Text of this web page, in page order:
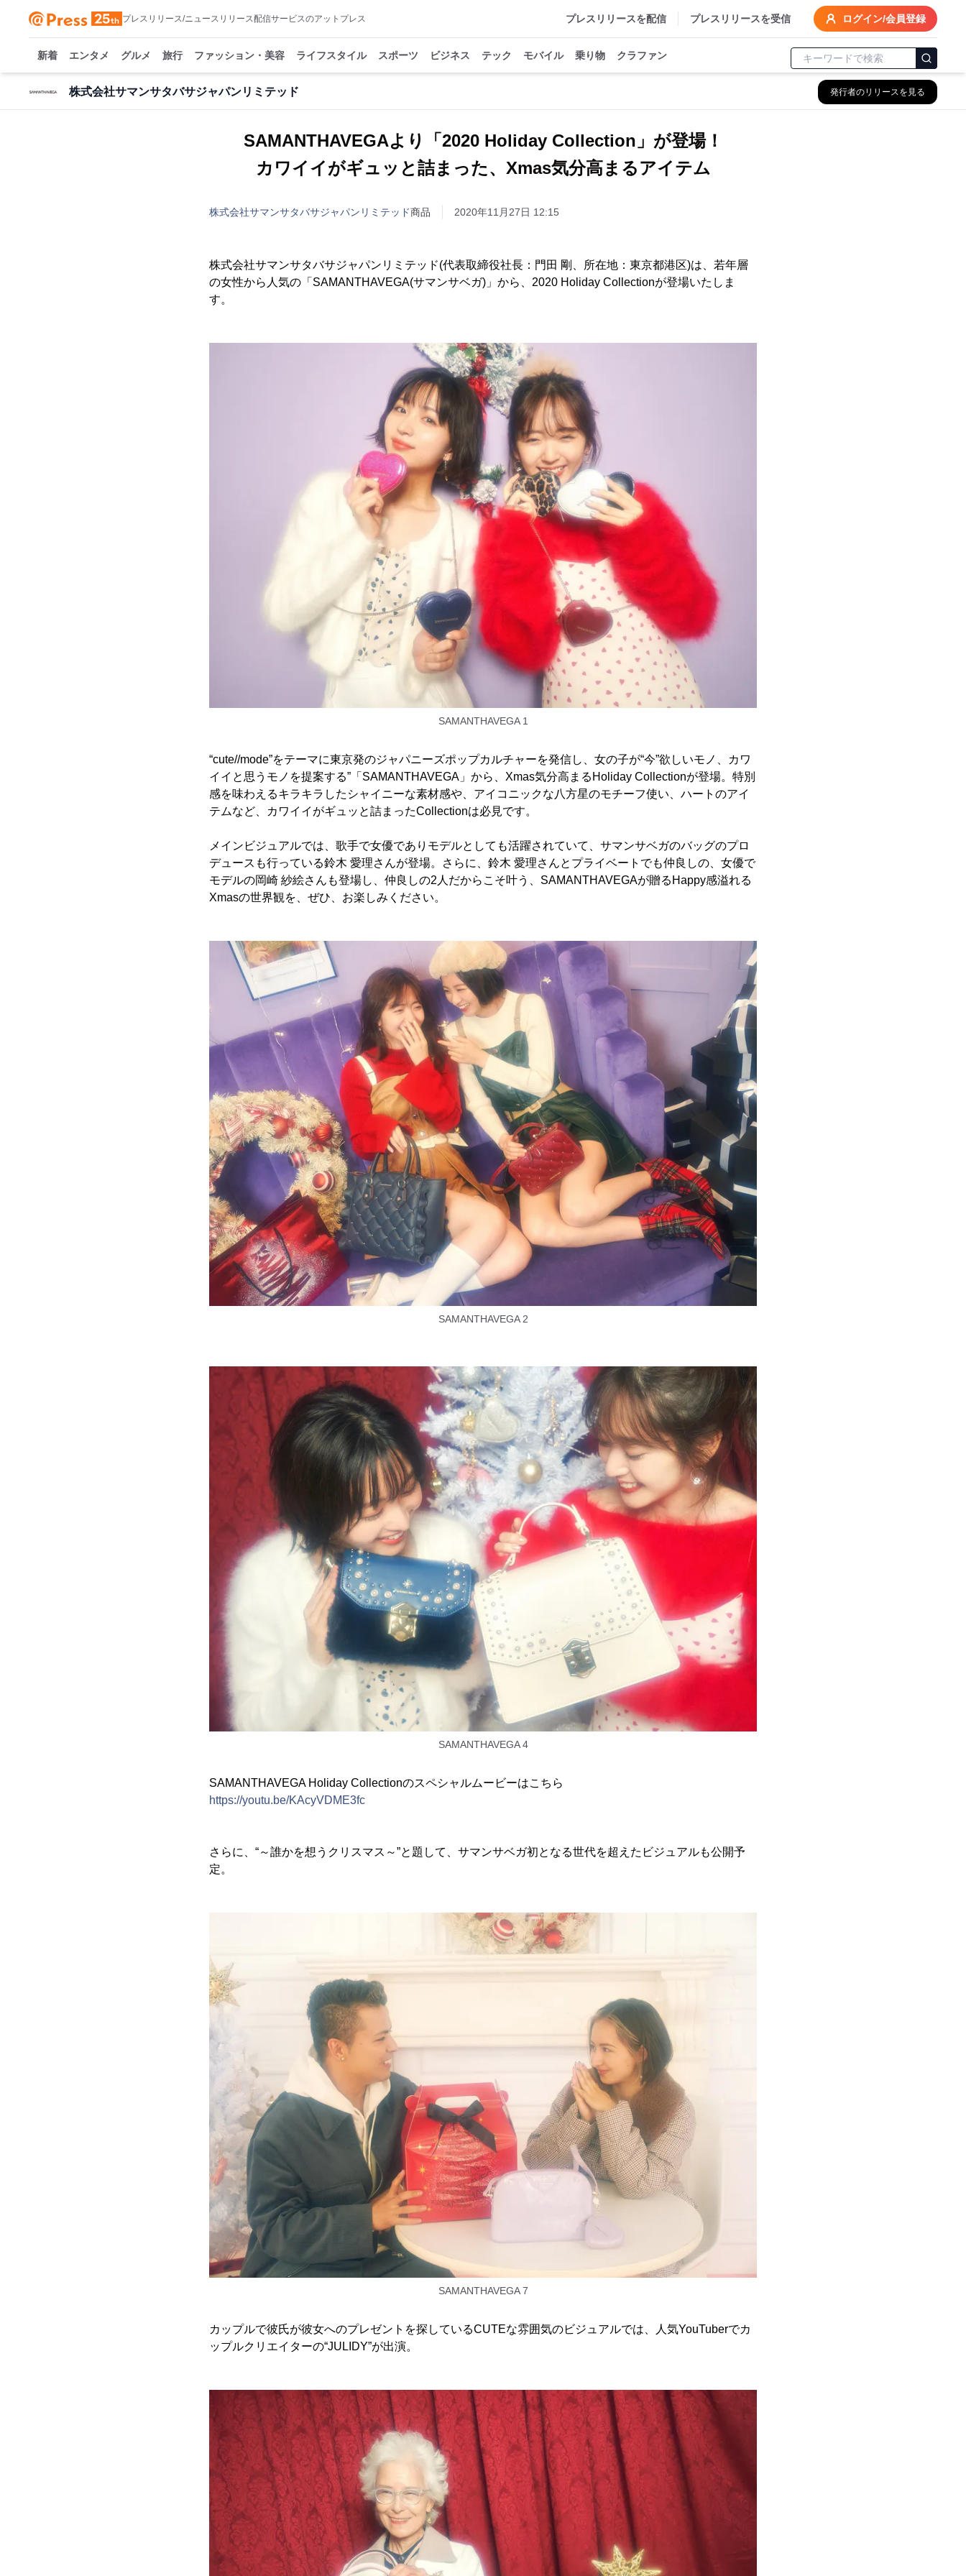
プレスリリース/ニュースリリース配信サービスのアットプレス プレスリリースを配信 プレスリリースを受信 ログイン/会員登録
新着 エンタメ グルメ 旅行 ファッション・美容 ライフスタイル スポーツ ビジネス テック モバイル 乗り物 クラファン
株式会社サマンサタバサジャパンリミテッド 発行者のリリースを見る
SAMANTHAVEGAより「2020 Holiday Collection」が登場！
カワイイがギュッと詰まった、Xmas気分高まるアイテム
株式会社サマンサタバサジャパンリミテッド商品 2020年11月27日 12:15
株式会社サマンサタバサジャパンリミテッド(代表取締役社長：門田 剛、所在地：東京都港区)は、若年層
の女性から人気の「SAMANTHAVEGA(サマンサベガ)」から、2020 Holiday Collectionが登場いたしま
す。
SAMANTHAVEGA 1
“cute//mode”をテーマに東京発のジャパニーズポップカルチャーを発信し、女の子が“今”欲しいモノ、カワ
イイと思うモノを提案する”「SAMANTHAVEGA」から、Xmas気分高まるHoliday Collectionが登場。特別
感を味わえるキラキラしたシャイニーな素材感や、アイコニックな八方星のモチーフ使い、ハートのアイ
テムなど、カワイイがギュッと詰まったCollectionは必見です。
メインビジュアルでは、歌手で女優でありモデルとしても活躍されていて、サマンサベガのバッグのプロ
デュースも行っている鈴木 愛理さんが登場。さらに、鈴木 愛理さんとプライベートでも仲良しの、女優で
モデルの岡崎 紗絵さんも登場し、仲良しの2人だからこそ叶う、SAMANTHAVEGAが贈るHappy感溢れる
Xmasの世界観を、ぜひ、お楽しみください。
SAMANTHAVEGA 2
SAMANTHAVEGA 4
SAMANTHAVEGA Holiday Collectionのスペシャルムービーはこちら
https://youtu.be/KAcyVDME3fc
さらに、“～誰かを想うクリスマス～”と題して、サマンサベガ初となる世代を超えたビジュアルも公開予
定。
SAMANTHAVEGA 7
カップルで彼氏が彼女へのプレゼントを探しているCUTEな雰囲気のビジュアルでは、人気YouTuberでカ
ップルクリエイターの“JULIDY”が出演。